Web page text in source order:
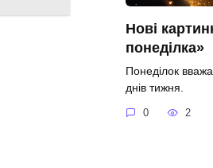
Нові
понеділка»
Понеділок
днів тижня.
0 2